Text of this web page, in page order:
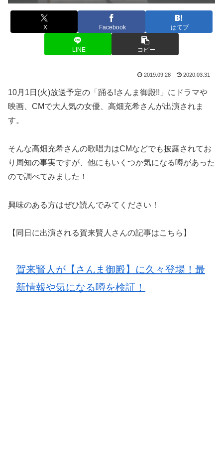
X Facebook はてブ
LINE コピー
2019.09.28 2020.03.31
10月1日(火)放送予定の「踊る!さんま御殿!!」にドラマや
映画、CMで大人気の女優、高畑充希さんが出演されま
す。
そんな高畑充希さんの歌唱力はCMなどでも披露されてお
り周知の事実ですが、他にもいくつか気になる噂があった
ので調べてみました！
興味のある方はぜひ読んでみてください！
【同日に出演される賀来賢人さんの記事はこちら】
賀来賢人が【さんま御殿】に久々登場！最
新情報や気になる噂を検証！